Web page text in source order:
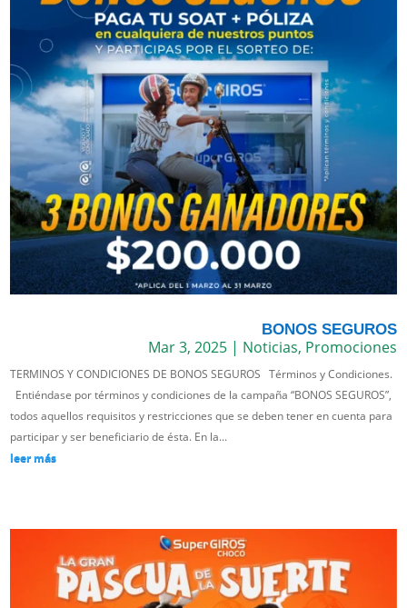
BONOS SEGUROS
Mar 3, 2025| Noticias, Promociones
TERMINOS Y CONDICIONES DE BONOS SEGUROS Términos y Condiciones.
Entiéndase por términos y condiciones de la campaña “BONOS SEGUROS”,
todos aquellos requisitos y restricciones que se deben tener en cuenta para
participar y ser beneficiario de ésta. En la...
leer más